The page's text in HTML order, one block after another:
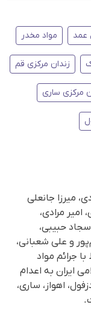
عمد مواد مخدر
زندان مرکزی قم
مرکزی ساری
میرزا جانعلی
امیر مرادی،
حبیبی،
و علی شعبانی،
جرائم مواد
ایران به اعدام
اهواز، ساری،